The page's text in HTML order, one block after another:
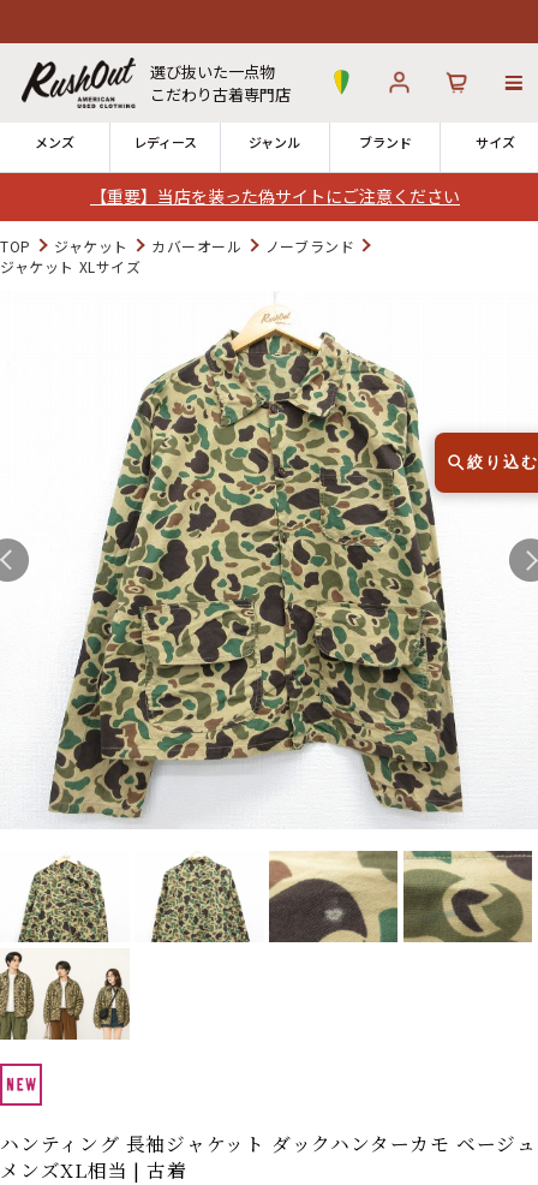
【重要】当店を装った偽サイトにご注意ください
選び抜いた一点物
こだわり古着専門店
メンズ レディース ジャンル ブランド サイズ
ログイン
12時までのご注文で当日出荷！
※対応不可：日祝、長期休暇、セール
Search by Hotword今週のHOTワード（7/29〜8/4）
Tシャツ USA製 2 映画 3 ミリタリー 4 スターウォーズ
ラルフローレン 6 大きいサイズ 7 アニメ 8 ディズニー
Search by Brandブランドから探す
ラルフ ローレン ザ・ノース・フェイ
チャンピオン
パタゴニア
カーハート ディッキーズ
アディダス ナイキ
リーバイス
TOP ジャケット カバーオール
ノーブランド
ジャケット XLサイズ
ハンティング 長袖ジャケット ダックハンターカモ ベージュ
メンズXL相当 | 古着
絞り込む